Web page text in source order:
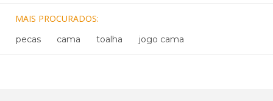
MAIS PROCURADOS
pecas cama toalha jogo cama